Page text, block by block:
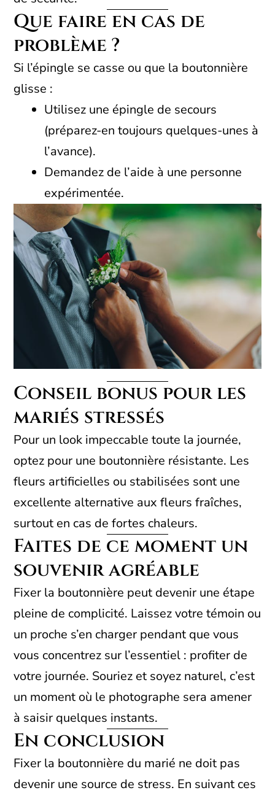
Que faire en cas de
problème ?
Si l’épingle se casse ou que la boutonnière
glisse :
Utilisez une épingle de secours
(préparez-en toujours quelques-unes à
l’avance).
Demandez de l’aide à une personne
expérimentée.
Conseil bonus pour les
mariés stressés
Pour un look impeccable toute la journée,
optez pour une boutonnière résistante. Les
fleurs artificielles ou stabilisées sont une
excellente alternative aux fleurs fraîches,
surtout en cas de fortes chaleurs.
Faites de ce moment un
souvenir agréable
Fixer la boutonnière peut devenir une étape
pleine de complicité. Laissez votre témoin ou
un proche s’en charger pendant que vous
vous concentrez sur l’essentiel : profiter de
votre journée. Souriez et soyez naturel, c’est
un moment où le photographe sera amener
à saisir quelques instants.
En conclusion
Fixer la boutonnière du marié ne doit pas
devenir une source de stress. En suivant ces